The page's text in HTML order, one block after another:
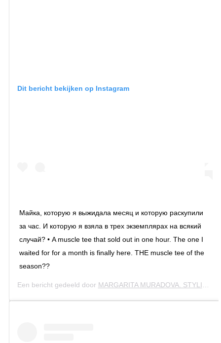
Dit bericht bekijken op Instagram
Майка, которую я выжидала месяц и которую раскупили
за час. И которую я взяла в трех экземплярах на всякий
случай? • A muscle tee that sold out in one hour. The one I
waited for for a month is finally here. THE muscle tee of the
season??
Een bericht gedeeld door MARGARITA MURADOVA. STYLIST